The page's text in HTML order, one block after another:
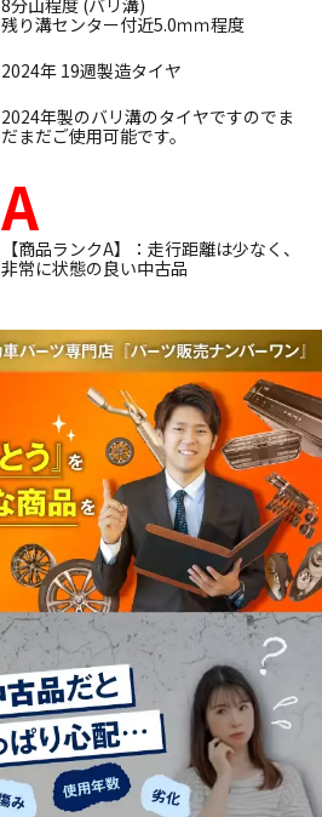
8分山程度 (バリ溝)
残り溝センター付近5.0ｍｍ程度
2024年 19週製造タイヤ
2024年製のバリ溝のタイヤですのでま
だまだご使用可能です。
A
【商品ランクA】：走行距離は少なく、
非常に状態の良い中古品